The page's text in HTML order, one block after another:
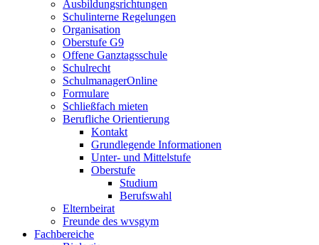
Ausbildungsrichtungen
Schulinterne Regelungen
Organisation
Oberstufe G9
Offene Ganztagsschule
Schulrecht
SchulmanagerOnline
Formulare
Schließfach mieten
Berufliche Orientierung
Kontakt
Grundlegende Informationen
Unter- und Mittelstufe
Oberstufe
Studium
Berufswahl
Elternbeirat
Freunde des wvsgym
Fachbereiche